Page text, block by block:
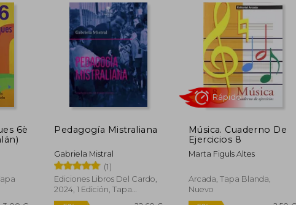
5%
dcto.
14,71 €
13,97 €
5%
dcto.
6è
Pedagogía Mistraliana
Gabriela Mistral
(1)
Ediciones Libros Del Cardo,
2024, 1 Edición, Tapa
Blanda, Nuevo
Música. Cuaderno De
Ejercicios 8
Marta Figuls Altes
Arcada, Tapa Blanda,
Nuevo